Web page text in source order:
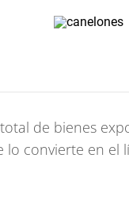
de bienes
lo convierte en